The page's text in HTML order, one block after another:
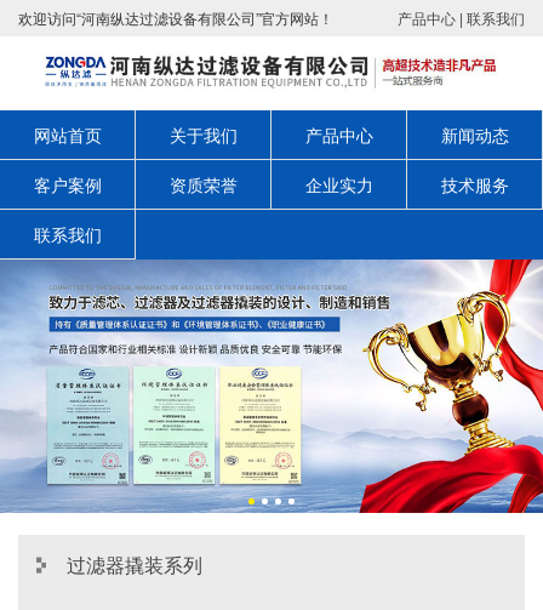
欢迎访问“河南纵达过滤设备有限公司”官方网站！ 产品中心 | 联系我们
网站首页 关于我们 产品中心 新闻动态
客户案例 资质荣誉 企业实力 技术服务
联系我们
过滤器撬装系列